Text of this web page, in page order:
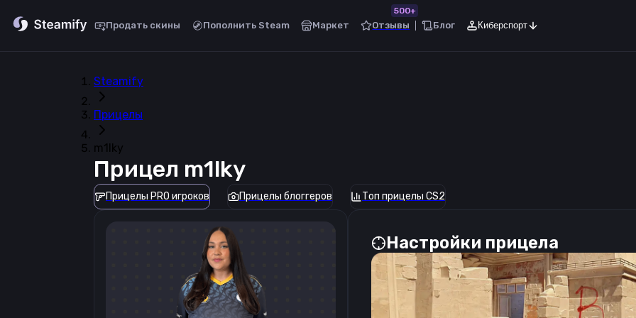
Продать скины Пополнить Steam Маркет Отзывы
500+
Блог Киберспорт
Steamify
Прицелы
m1lky
Прицел m1lky
Прицелы PRO игроков Прицелы блоггеров Топ прицелы CS2
Настройки прицела